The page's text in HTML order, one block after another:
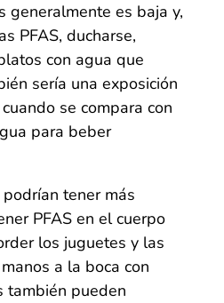
generalmente es baja y,
PFAS, ducharse,
con agua que
sería una exposición
se compara con
para beber
tener más
PFAS en el cuerpo
los juguetes y las
a la boca con
también pueden